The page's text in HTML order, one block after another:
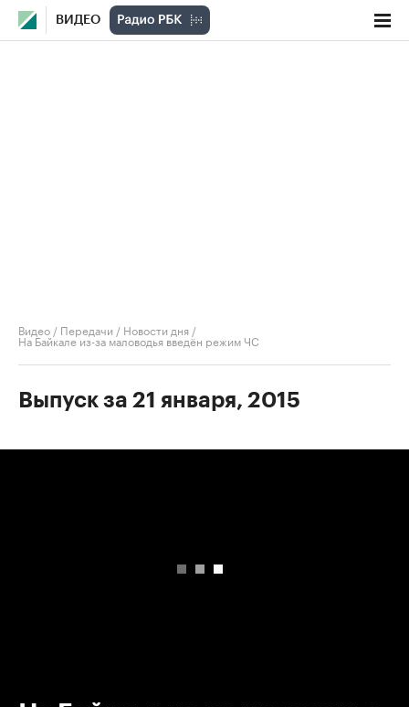
ВИДЕО
Видео / Передачи / Новости дня /
На Байкале из-за маловодья введён режим ЧС
Выпуск за 21 января, 2015